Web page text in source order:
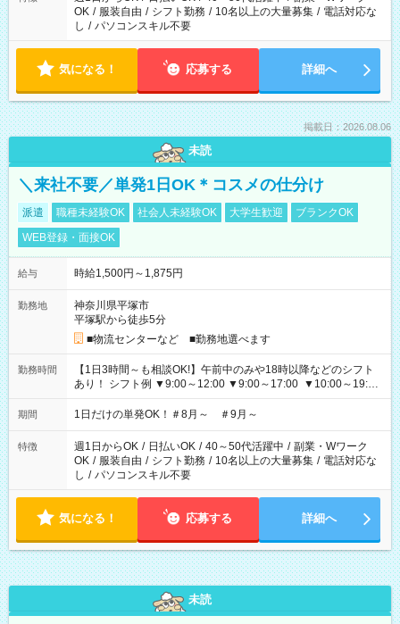
OK / 服装自由 / シフト勤務 / 10名以上の大量募集 / 電話対応な
し / パソコンスキル不要
気になる！ 応募する 詳細へ
掲載日：2026.08.06
未読
＼来社不要／単発1日OK＊コスメの仕分け
派遣 職種未経験OK 社会人未経験OK 大学生歓迎
ブランクOK
WEB登録・面接OK
給与 時給1,500円～1,875円
勤務地
神奈川県平塚市
平塚駅から徒歩5分
■物流センターなど ■勤務地選べます
勤務時間
【1日3時間～も相談OK!】午前中のみや18時以降などのシフト
あり！ シフト例 ▼9:00～12:00 ▼9:00～17:00 ▼10:00～19:00
▼18:00～21:00
期間 1日だけの単発OK！＃8月～ ＃9月～
特徴 週1日からOK / 日払いOK / 40～50代活躍中 / 副業・Wワーク
OK / 服装自由 / シフト勤務 / 10名以上の大量募集 / 電話対応な
し / パソコンスキル不要
気になる！ 応募する 詳細へ
未読